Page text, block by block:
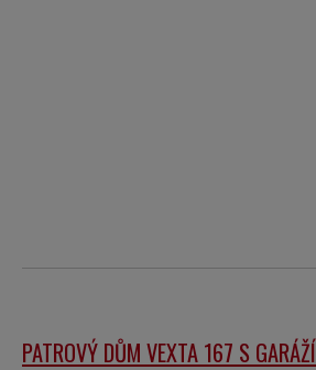
PATROVÝ DŮM VEXTA 167 S GARÁŽÍ